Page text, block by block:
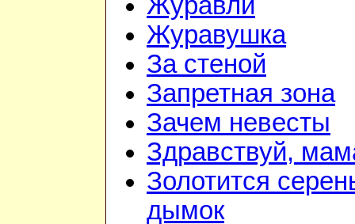
Журавли
Журавушка
За стеной
Запретная зона
Зачем невесты
Здравствуй,
Золотится
дымок